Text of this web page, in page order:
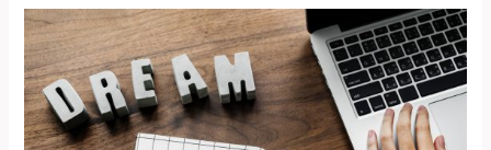
Punya
Segalanya
untuk
Bahagia?